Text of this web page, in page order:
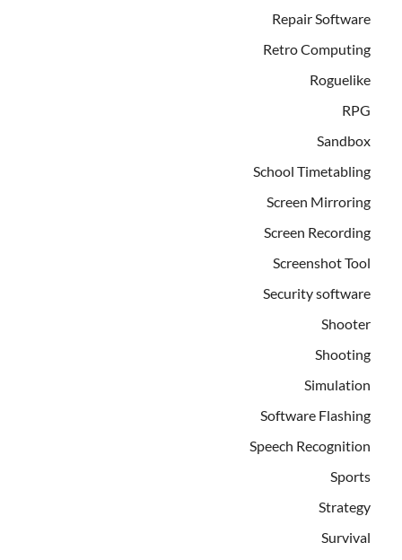
Repair Software
Retro Computing
Roguelike
RPG
Sandbox
School Timetabling
Screen Mirroring
Screen Recording
Screenshot Tool
Security software
Shooter
Shooting
Simulation
Software Flashing
Speech Recognition
Sports
Strategy
Survival